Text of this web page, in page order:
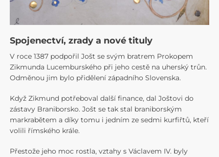
Spojenectví, zrady a nové tituly
V roce 1387 podpořil Jošt se svým bratrem Prokopem
Zikmunda Lucemburského při jeho cestě na uherský trůn.
Odměnou jim bylo přidělení západního Slovenska.
Když Zikmund potřeboval další finance, dal Joštovi do
zástavy Braniborsko. Jošt se tak stal braniborským
markrabětem a díky tomu i jedním ze sedmi kurfiřtů, kteří
volili římského krále.
Přestože jeho moc rostla, vztahy s Václavem IV. byly